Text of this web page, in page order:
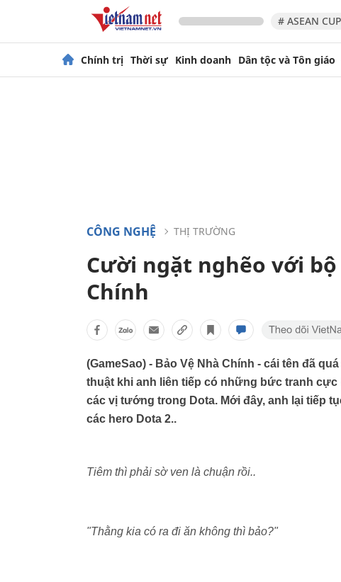
# ASEAN
Chính trị Thời sự Kinh doanh Dân tộc và Tôn giáo
CÔNG NGHỆ THỊ TRƯỜNG
Cười ngặt nghẽo với
Chính
(GameSao) - Bảo Vệ Nhà Chính - cái tên đã
thuật khi anh liên tiếp có những bức tranh
các vị tướng trong Dota. Mới đây, anh lại tiếp
các hero Dota 2..
Tiêm thì phải sờ ven là chuận rồi..
"Thằng kia có ra đi ăn không thì bảo?"